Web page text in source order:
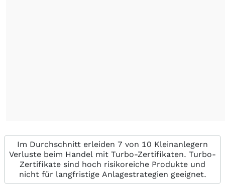
Im Durchschnitt erleiden 7 von 10 Kleinanlegern
Verluste beim Handel mit Turbo-Zertifikaten. Turbo-
Zertifikate sind hoch risikoreiche Produkte und
nicht für langfristige Anlagestrategien geeignet.